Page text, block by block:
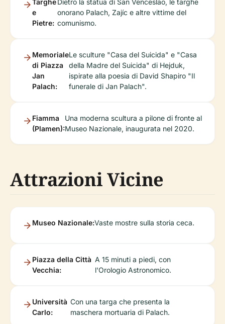
Targhe
e
Pietre:
Dietro la statua di San Venceslao, le targhe
onorano Palach, Zajíc e altre vittime del
comunismo.
Memoriale
di Piazza
Jan
Palach:
Le sculture "Casa del Suicida" e "Casa
della Madre del Suicida" di Hejduk,
ispirate alla poesia di David Shapiro "Il
funerale di Jan Palach".
Fiamma
(Plamen):
Una moderna scultura a pilone di fronte al
Museo Nazionale, inaugurata nel 2020.
Attrazioni Vicine
Museo Nazionale:Vaste mostre sulla storia ceca.
Piazza della Città
Vecchia:
A 15 minuti a piedi, con
l'Orologio Astronomico.
Università
Carlo:
Con una targa che presenta la
maschera mortuaria di Palach.